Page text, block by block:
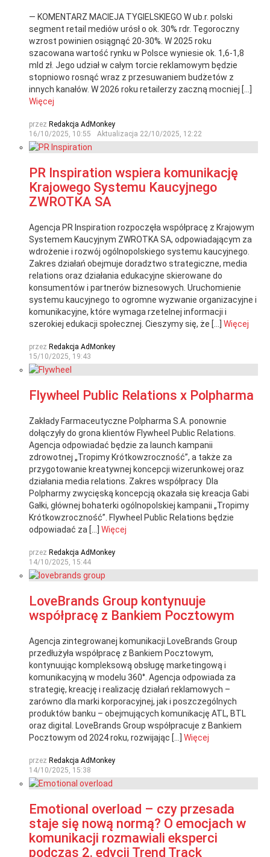
— KOMENTARZ MACIEJA TYGIELSKIEGO W ub.r. polski
segment retail mediów urósł o ok. 30% rdr. Tegoroczny
wzrost powinien osiągnąć 20-30%. W 2025 roku
szacowana wartość rynku w Polsce wyniesie ok. 1,6-1,8
mld zł. Jego udział w całym torcie reklamowym będzie
stopniowo rosnąć wraz z przesuwaniem budżetów z
innych kanałów. W 2026 roku retailerzy zaczną mocniej […]
Więcej
przez Redakcja AdMonkey
16/10/2025, 10:55
Aktualizacja 22/10/2025, 12:22
PR Inspiration wspiera komunikację
Krajowego Systemu Kaucyjnego
ZWROTKA SA
Agencja PR Inspiration rozpoczęła współpracę z Krajowym
Systemem Kaucyjnym ZWROTKA SA, odpowiadającym za
wdrożenie i rozwój ogólnopolskiego systemu kaucyjnego.
Zakres działań obejmuje doradztwo strategiczne, media
relations oraz działania edukacyjne skierowane do
konsumentów i partnerów biznesowych. Uruchomienie
systemu kaucyjnego to ogromne wyzwanie organizacyjne i
komunikacyjne, które wymaga rzetelnej informacji i
szerokiej edukacji społecznej. Cieszymy się, że […] Więcej
przez Redakcja AdMonkey
15/10/2025, 19:43
Flywheel Public Relations x Polpharma
Zakłady Farmaceutyczne Polpharma S.A. ponownie
dołączyły do grona klientów Flywheel Public Relations.
Agencja odpowiadać będzie za launch kampanii
zdrowotnej „Tropimy Krótkowzroczność”, a także za
przygotowanie kreatywnej koncepcji wizerunkowej oraz
działania media relations. Zakres współpracy Dla
Polpharmy zwycięską koncepcją okazała się kreacja Gabi
Gałki, głównej bohaterki ogólnopolskiej kampanii „Tropimy
Krótkowzroczność”. Flywheel Public Relations będzie
odpowiadać za […] Więcej
przez Redakcja AdMonkey
14/10/2025, 15:44
LoveBrands Group kontynuuje
współpracę z Bankiem Pocztowym
Agencja zintegrowanej komunikacji LoveBrands Group
przedłużyła współpracę z Bankiem Pocztowym,
kontynuując kompleksową obsługę marketingową i
komunikacyjną w modelu 360°. Agencja odpowiada za
strategię, kreację i realizację działań reklamowych –
zarówno dla marki korporacyjnej, jak i poszczególnych
produktów banku – obejmujących komunikację ATL, BTL
oraz digital. LoveBrands Group współpracuje z Bankiem
Pocztowym od 2024 roku, rozwijając […] Więcej
przez Redakcja AdMonkey
14/10/2025, 15:38
Emotional overload – czy przesada
staje się nową normą? O emocjach w
komunikacji rozmawiali eksperci
podczas 2. edycji Trend Track